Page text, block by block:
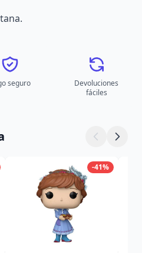
seguro
Devoluciones
fáciles
-41%